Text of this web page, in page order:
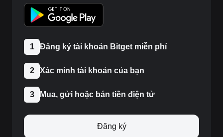
1 Đăng ký tài khoản Bitget miễn phí
2 Xác minh tài khoản của bạn
3 Mua, gửi hoặc bán tiền điện tử
Đăng ký